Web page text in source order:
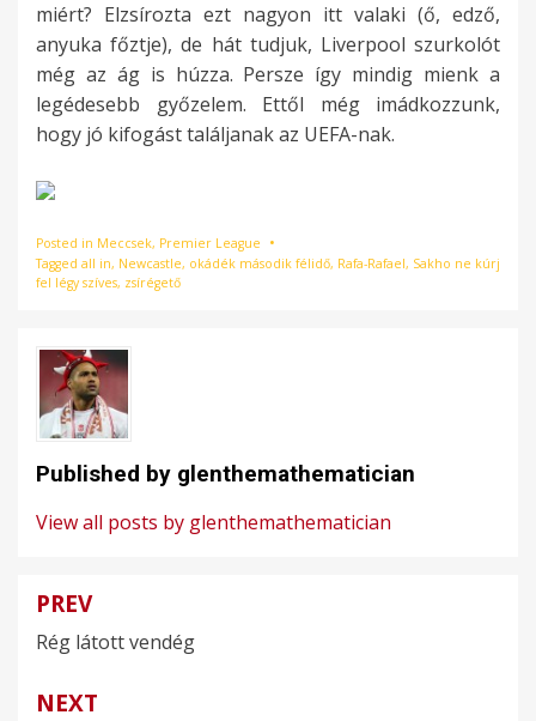
miért? Elzsírozta ezt nagyon itt valaki (ő, edző,
anyuka főztje), de hát tudjuk, Liverpool szurkolót
még az ág is húzza. Persze így mindig mienk a
legédesebb győzelem. Ettől még imádkozzunk,
hogy jó kifogást találjanak az UEFA-nak.
Posted in Meccsek, Premier League
Tagged all in, Newcastle, okádék második félidő, Rafa-Rafael, Sakho ne kúrj
fel légy szíves, zsírégető
Published by glenthemathematician
View all posts by glenthemathematician
Bejegyzés
navigáció
PREV
Rég látott vendég
NEXT